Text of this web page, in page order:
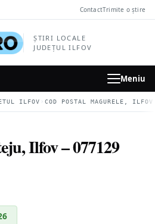
ContactTrimite o știre
ȘTIRI LOCALE
JUDEȚUL ILFOV
Meniu
ILFOV › COD POSTAL MAGURELE,
Ilfov – 077129